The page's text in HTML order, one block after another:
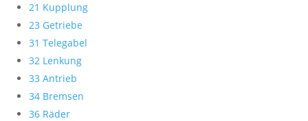
21 Kupplung
23 Getriebe
31 Telegabel
32 Lenkung
33 Antrieb
34 Bremsen
36 Räder